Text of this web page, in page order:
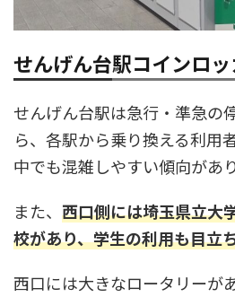
せんげん台駅コインロ
せんげん台駅は急行・準急の
ら、各駅から乗り換える利用
中でも混雑しやすい傾向があり
また、 西口側には埼玉県立大
校があり、学生の利用も目立
西口には大きなロータリーが